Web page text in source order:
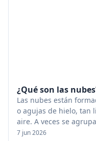
¿Qué son las
Las nubes están
o agujas de hielo, tan
aire. A veces se
en forma de lluvia.
7 jun 2026